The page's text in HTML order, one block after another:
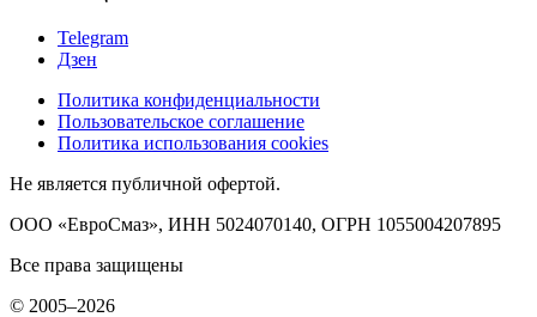
Telegram
Дзен
Политика конфиденциальности
Пользовательское соглашение
Политика использования cookies
Не является публичной офертой.
ООО «ЕвроСмаз», ИНН 5024070140, ОГРН 1055004207895
Все права защищены
© 2005–2026